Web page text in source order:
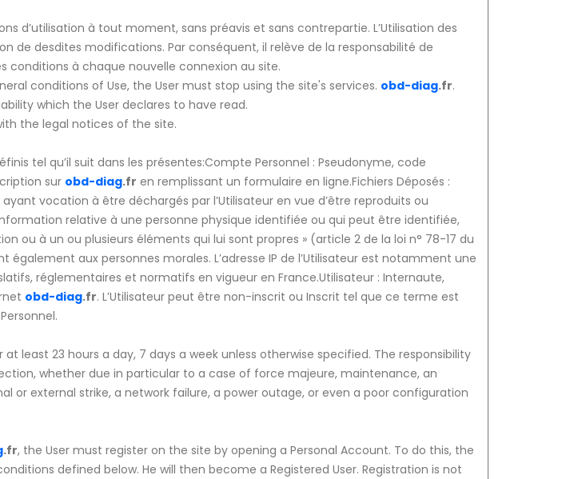
d’utilisation à tout moment, sans préavis et sans contrepartie. L’Utilisation des
desdites modifications. Par conséquent, il relève de la responsabilité de
conditions à chaque nouvelle connexion au site.
conditions of Use, the User must stop using the site's services. obd-diag.fr.
which the User declares to have read.
the legal notices of the site.
tel qu’il suit dans les présentes:Compte Personnel : Pseudonyme, code
sur obd-diag.fr en remplissant un formulaire en ligne.Fichiers Déposés :
vocation à être déchargés par l’Utilisateur en vue d’être reproduits ou
relative à une personne physique identifiée ou qui peut être identifiée,
à un ou plusieurs éléments qui lui sont propres » (article 2 de la loi n° 78-17 du
également aux personnes morales. L’adresse IP de l’Utilisateur est notamment une
réglementaires et normatifs en vigueur en France.Utilisateur : Internaute,
obd-diag.fr. L’Utilisateur peut être non-inscrit ou Inscrit tel que ce terme est
least 23 hours a day, 7 days a week unless otherwise specified. The responsibility
whether due in particular to a case of force majeure, maintenance, an
external strike, a network failure, a power outage, or even a poor configuration
.fr, the User must register on the site by opening a Personal Account. To do this, the
defined below. He will then become a Registered User. Registration is not